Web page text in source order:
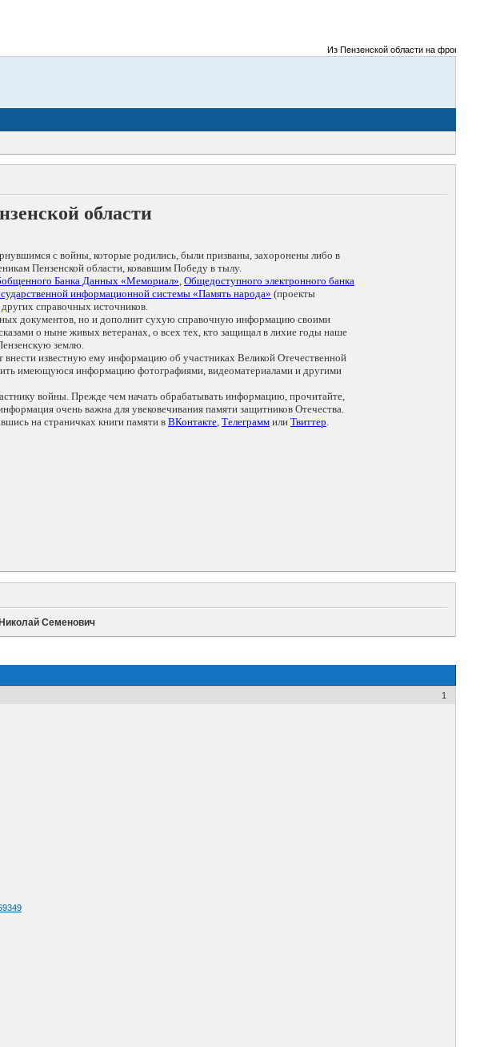
Из Пензенской области на фронты
области
с войны, которые родились, были призваны, захоронены либо в
Пензенской области, ковавшим Победу в тылу.
Банка Данных «Мемориал», Общедоступного электронного банка
информационной системы «Память народа» (проекты
других справочных источников.
документов, но и дополнит сухую справочную информацию своими
о ныне живых ветеранах, о всех тех, кто защищал в лихие годы наше
землю.
известную ему информацию об участниках Великой Отечественной
имеющуюся информацию фотографиями, видеоматериалами и другими
войны. Прежде чем начать обрабатывать информацию, прочитайте,
очень важна для увековечивания памяти защитников Отечества.
на страничках книги памяти в ВКонтакте, Телеграмм или Твиттер.
Семенович
1